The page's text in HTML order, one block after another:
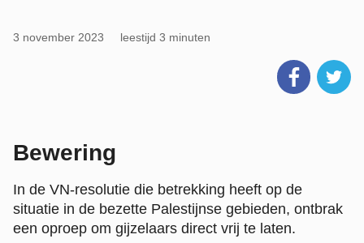
3 november 2023 leestijd 3 minuten
Bewering
In de VN-resolutie die betrekking heeft op de
situatie in de bezette Palestijnse gebieden, ontbrak
een oproep om gijzelaars direct vrij te laten.